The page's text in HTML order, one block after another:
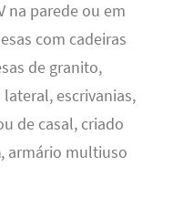
na parede ou em
com cadeiras
de granito,
escrivanias,
de casal, criado
, armário multiuso